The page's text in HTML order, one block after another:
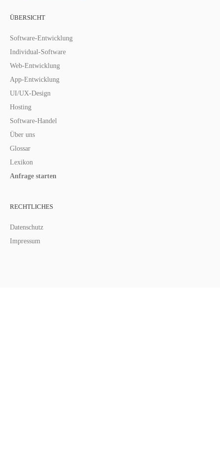
ÜBERSICHT
Software-Entwicklung
Individual-Software
Web-Entwicklung
App-Entwicklung
UI/UX-Design
Hosting
Software-Handel
Über uns
Glossar
Lexikon
Anfrage starten
RECHTLICHES
Datenschutz
Impressum